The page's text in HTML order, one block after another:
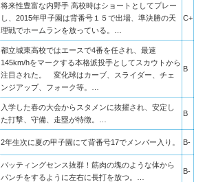
将来性豊富な内野手 高校時はショートとしてプレー
し、2015年甲子園は背番号１５で出場、準決勝の天
理戦でホームランを放っている。…
C+
都立城東高校ではエースで4番を任され、最速
145km/hをマークする本格派投手としてスカウトから
注目された。 変化球はカーブ、スライダー、チェ
ンジアップ、フォーク等。…
B
入学した春の大会からスタメンに抜擢され、安定し
た打撃、守備、走塁が特徴。…
B
2年生次に夏の甲子園にて背番号17でメンバー入り。 B-
バッティングセンス抜群！筋肉の塊のような体から
パンチをするように左右に長打を放つ。…
B-